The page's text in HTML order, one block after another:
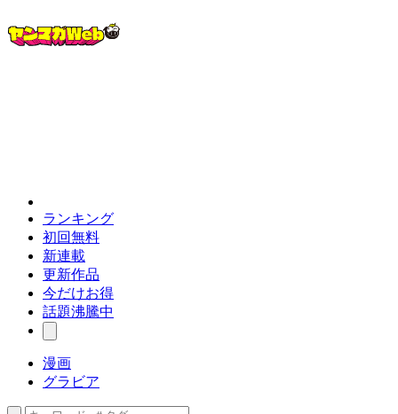
ランキング
初回無料
新連載
更新作品
今だけお得
話題沸騰中
漫画
グラビア